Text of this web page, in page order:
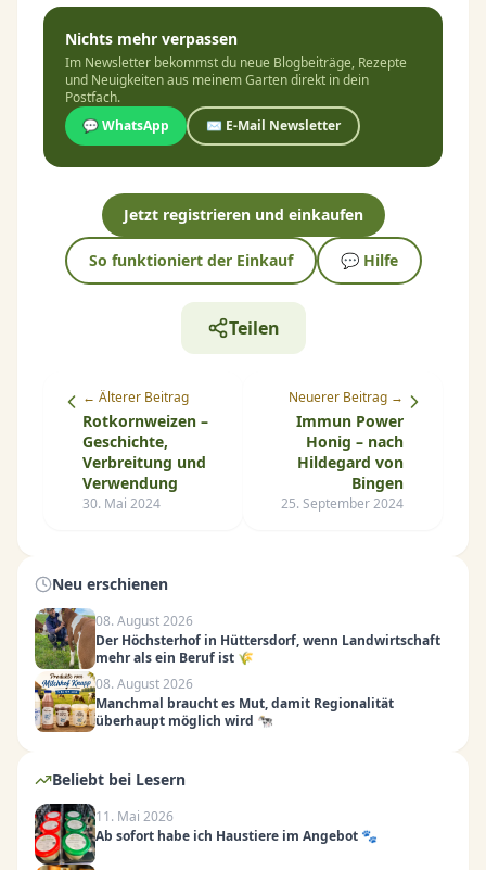
Nichts mehr verpassen
Im Newsletter bekommst du neue Blogbeiträge, Rezepte
und Neuigkeiten aus meinem Garten direkt in dein
Postfach.
💬 WhatsApp
✉️ E-Mail Newsletter
Jetzt registrieren und einkaufen
So funktioniert der Einkauf 💬 Hilfe
Teilen
← Älterer Beitrag
Rotkornweizen –
Geschichte,
Verbreitung und
Verwendung
30. Mai 2024
Neuerer Beitrag →
Immun Power
Honig – nach
Hildegard von
Bingen
25. September 2024
Neu erschienen
08. August 2026
Der Höchsterhof in Hüttersdorf, wenn Landwirtschaft
mehr als ein Beruf ist 🌾
08. August 2026
Manchmal braucht es Mut, damit Regionalität
überhaupt möglich wird 🐄
Beliebt bei Lesern
11. Mai 2026
Ab sofort habe ich Haustiere im Angebot 🐾